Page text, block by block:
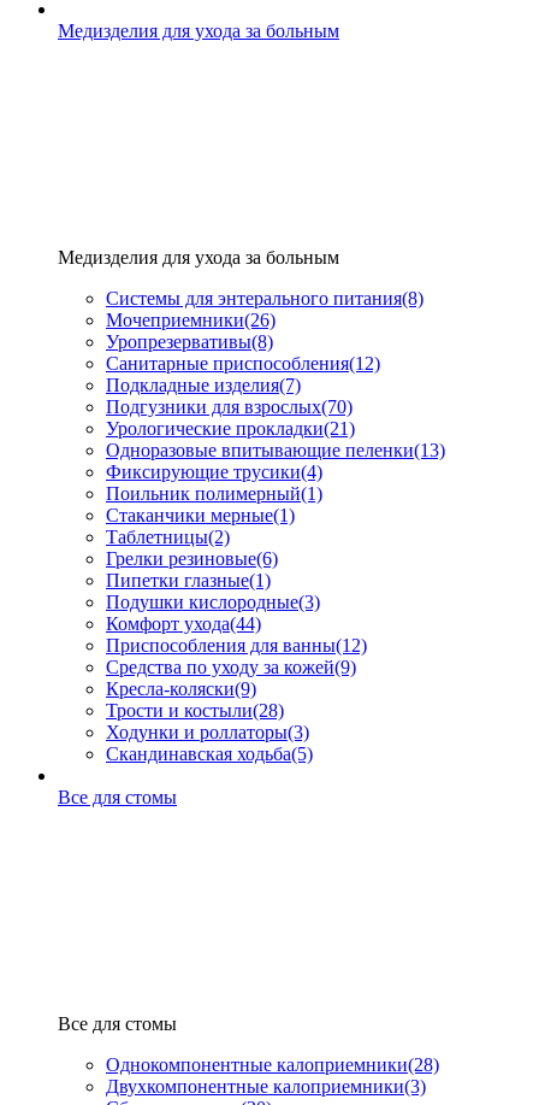
Медизделия для ухода за больным
Медизделия для ухода за больным
Системы для энтерального питания(8)
Мочеприемники(26)
Уропрезервативы(8)
Санитарные приспособления(12)
Подкладные изделия(7)
Подгузники для взрослых(70)
Урологические прокладки(21)
Одноразовые впитывающие пеленки(13)
Фиксирующие трусики(4)
Поильник полимерный(1)
Стаканчики мерные(1)
Таблетницы(2)
Грелки резиновые(6)
Пипетки глазные(1)
Подушки кислородные(3)
Комфорт ухода(44)
Приспособления для ванны(12)
Средства по уходу за кожей(9)
Кресла-коляски(9)
Трости и костыли(28)
Ходунки и роллаторы(3)
Скандинавская ходьба(5)
Все для стомы
Все для стомы
Однокомпонентные калоприемники(28)
Двухкомпонентные калоприемники(3)